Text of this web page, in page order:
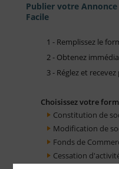
Publier votre
Facile
1 - Remplissez le
2 - Obtenez
3 - Réglez et
Choisissez votre
Constitution de
Modification de
Fonds de
Cessation